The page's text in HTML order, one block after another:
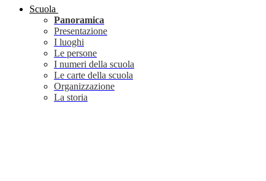
Scuola
Panoramica
Presentazione
I luoghi
Le persone
I numeri della scuola
Le carte della scuola
Organizzazione
La storia